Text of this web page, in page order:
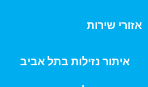
אזורי שירות
איתור נזילות בתל אביב